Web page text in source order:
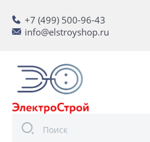
+7 (499) 500-96-43
info@elstroyshop.ru